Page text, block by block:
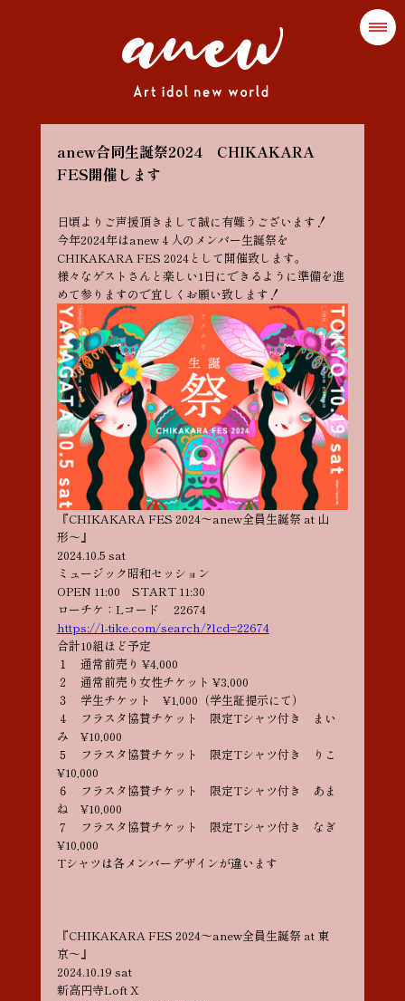
anew合同生誕祭2024 CHIKAKARA
FES開催します
日頃よりご声援頂きまして誠に有難うございます！
今年2024年はanew４人のメンバー生誕祭を
CHIKAKARA FES 2024として開催致します。
様々なゲストさんと楽しい1日にできるように準備を進
めて参りますので宜しくお願い致します！
『CHIKAKARA FES 2024〜anew全員生誕祭 at 山
形〜』
2024.10.5 sat
ミュージック昭和セッション
OPEN 11:00 START 11:30
ローチケ：Lコード 22674
https://l-tike.com/search/?lcd=22674
合計10組ほど予定
１ 通常前売り ¥4,000
２ 通常前売り女性チケット ¥3,000
３ 学生チケット ¥1,000（学生証提示にて）
４ フラスタ協賛チケット 限定Tシャツ付き まい
み ¥10,000
５ フラスタ協賛チケット 限定Tシャツ付き りこ
¥10,000
６ フラスタ協賛チケット 限定Tシャツ付き あま
ね ¥10,000
７ フラスタ協賛チケット 限定Tシャツ付き なぎ
¥10,000
Tシャツは各メンバーデザインが違います
『CHIKAKARA FES 2024〜anew全員生誕祭 at 東
京〜』
2024.10.19 sat
新高円寺Loft X